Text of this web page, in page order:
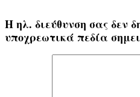
Η ηλ. διεύθυνση σας δεν
υποχρεωτικά πεδία